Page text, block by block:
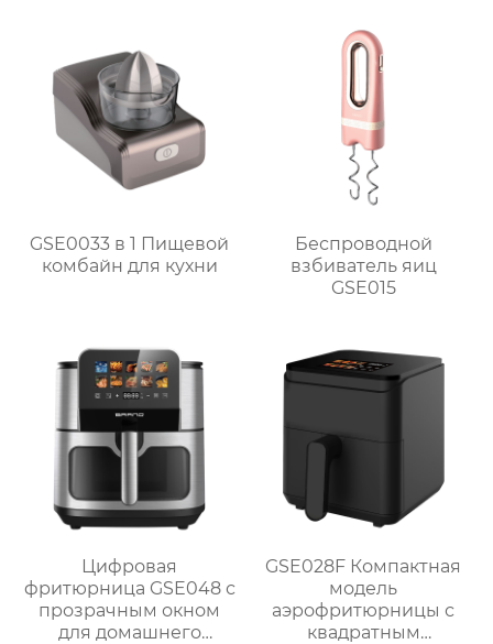
GSE0033 в 1 Пищевой
комбайн для кухни
Беспроводной
взбиватель яиц
GSE015
Цифровая
фритюрница GSE048 с
прозрачным окном
для домашнего
GSE028F Компактная
модель
аэрофритюрницы с
квадратным